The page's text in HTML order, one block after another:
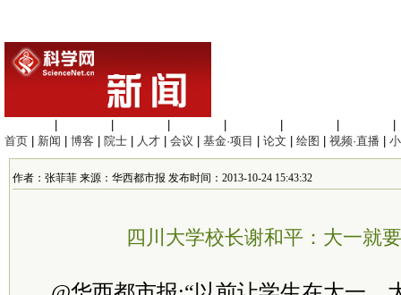
首页
新闻 博客 院士 人才 会议 基金·项目 论文 绘图 视频·直播
作者：张菲菲 来源：华西都市报 发布时间：2013-10-24 15:43:32
四川大学校长谢和平：大一就